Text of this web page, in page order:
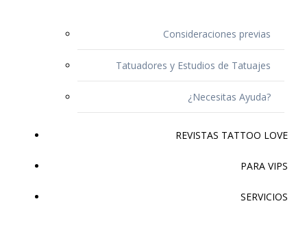
Consideraciones previas
Tatuadores y Estudios de Tatuajes
¿Necesitas Ayuda?
REVISTAS TATTOO LOVE
PARA VIPS
SERVICIOS